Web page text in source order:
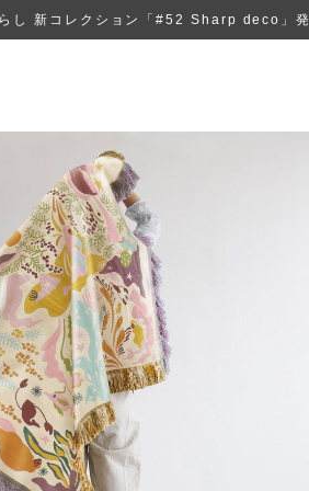
し 新コレクション「#52 Sharp deco」